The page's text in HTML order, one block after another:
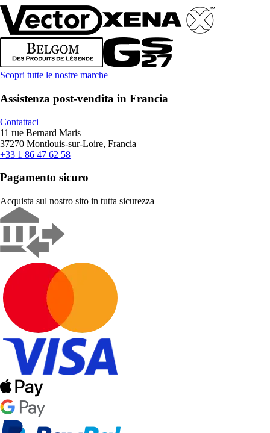
Scopri tutte le nostre marche
Assistenza post-vendita in Francia
Contattaci
11 rue Bernard Maris
37270 Montlouis-sur-Loire, Francia
+33 1 86 47 62 58
Pagamento sicuro
Acquista sul nostro sito in tutta sicurezza